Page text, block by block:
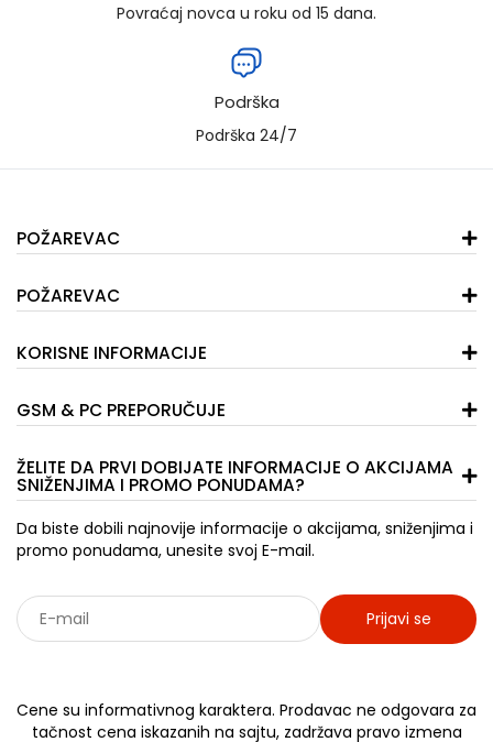
Povraćaj novca u roku od 15 dana.
Podrška
Podrška 24/7
POŽAREVAC
POŽAREVAC
KORISNE INFORMACIJE
GSM & PC PREPORUČUJE
ŽELITE DA PRVI DOBIJATE INFORMACIJE O AKCIJAMA
SNIŽENJIMA I PROMO PONUDAMA?
Da biste dobili najnovije informacije o akcijama, sniženjima i
promo ponudama, unesite svoj E-mail.
Prijavi se
Cene su informativnog karaktera. Prodavac ne odgovara za
tačnost cena iskazanih na sajtu, zadržava pravo izmena